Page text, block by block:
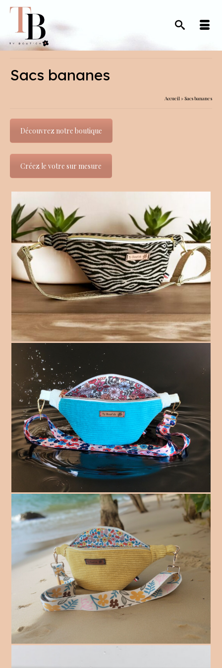
Sacs bananes
Accueil» Sacs bananes
Découvrez notre boutique
Créez le votre sur mesure